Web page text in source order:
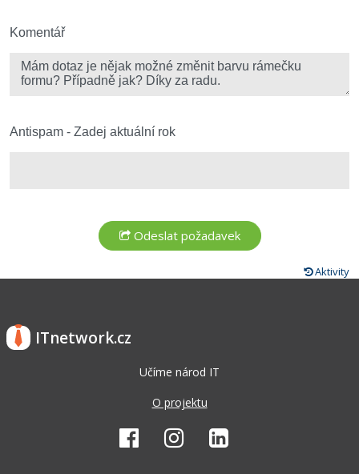
Fórum
Kybernetická bezpečnost
Komentář
Antispam - Zadej aktuální rok
Aktivity
ITnetwork.cz
Učíme národ IT
O projektu